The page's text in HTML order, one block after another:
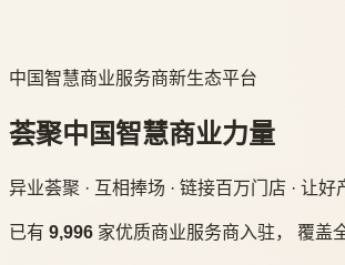
中国智慧商业服务商新生态平台
荟聚中国智慧商业力量
异业荟聚 · 互相捧场 · 链接百万门店 · 让
已有 9,996 家优质商业服务商入驻， 覆盖